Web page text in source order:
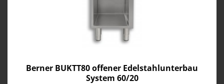
Berner BUKTT80 offener Edelstahlunterbau
System 60/20